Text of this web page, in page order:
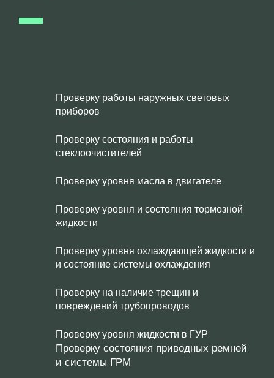
Проверку работы наружных световых
приборов
Проверку состояния и работы
стеклоочистителей
Проверку уровня масла в двигателе
Проверку уровня и состояния тормозной
жидкости
Проверку уровня охлаждающей жидкости и
и состояние системы охлаждения
Проверку на наличие трещин и
повреждений трубопроводов
Проверку уровня жидкости в ГУР
Проверку состояния приводных ремней
и системы ГРМ